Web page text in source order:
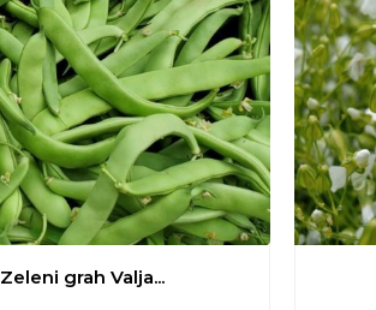
Zeleni grah Valja...